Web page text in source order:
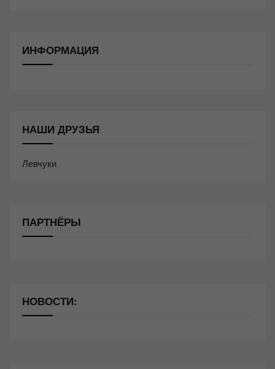
ИНФОРМАЦИЯ
НАШИ ДРУЗЬЯ
Левчуки
ПАРТНЁРЫ
НОВОСТИ: